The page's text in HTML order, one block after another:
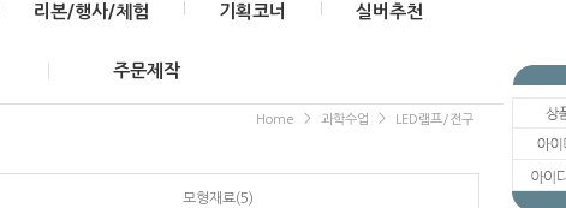
리본/행사/체험 기획코너 실버추천
주문제작
Home > 과학수업 > LED램프/전구
모형재료(5)